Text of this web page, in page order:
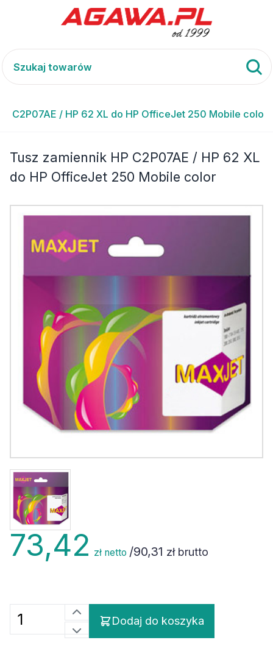
C2P07AE / HP 62 XL do HP OfficeJet 250 Mobile color
Tusz zamiennik HP C2P07AE / HP 62 XL
do HP OfficeJet 250 Mobile color
73,42 zł netto /90,31 zł brutto
Dodaj do koszyka